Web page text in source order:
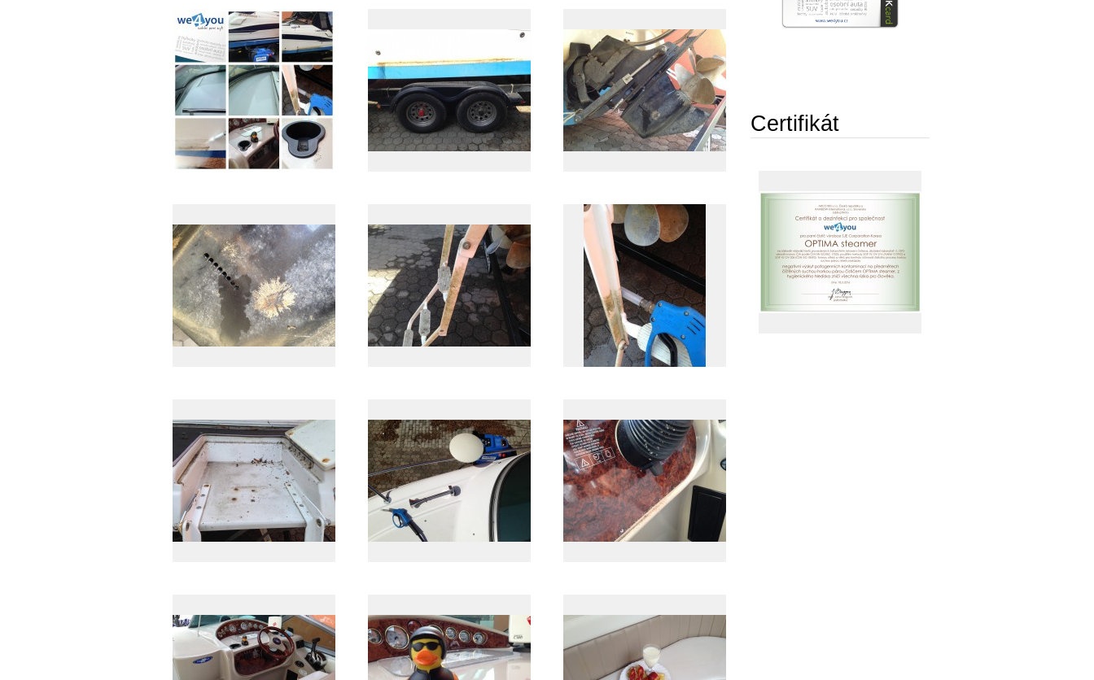
Certifikát